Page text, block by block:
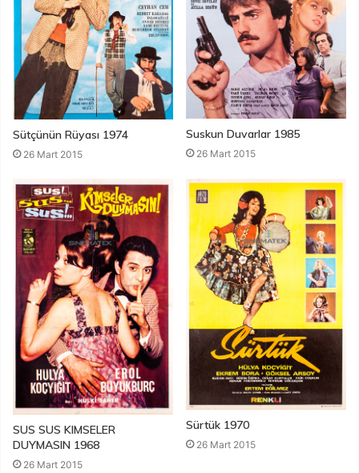
Sütçünün Rüyası 1974
26 Mart 2015
Suskun Duvarlar 1985
26 Mart 2015
SUS SUS KIMSELER
DUYMASIN 1968
26 Mart 2015
Sürtük 1970
26 Mart 2015